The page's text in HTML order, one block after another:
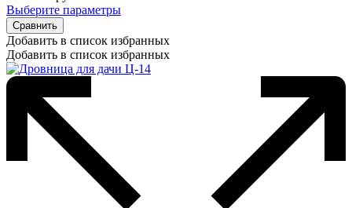
Выберите параметры
Сравнить
Добавить в список избранных
Добавить в список избранных